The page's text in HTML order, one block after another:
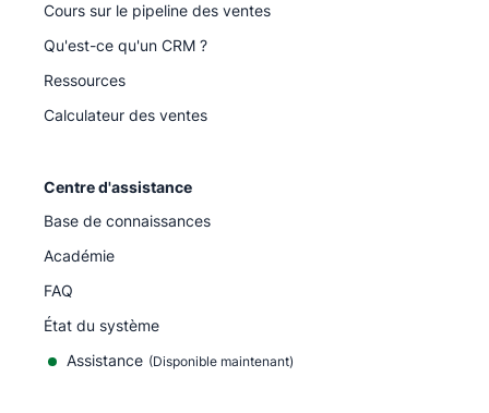
Cours sur le pipeline des ventes
Qu'est-ce qu'un CRM ?
Ressources
Calculateur des ventes
Centre d'assistance
Base de connaissances
Académie
FAQ
État du système
Assistance (Disponible maintenant)